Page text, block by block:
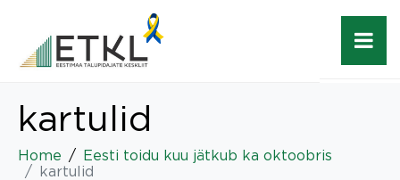
kartulid
Home
Eesti toidu kuu jätkub ka oktoobris
kartulid